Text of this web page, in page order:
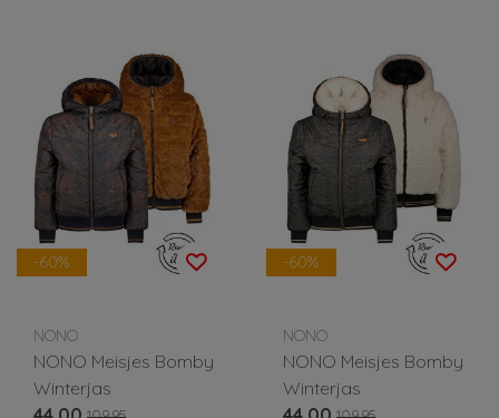
-60%
NONO
NONO Meisjes Bomby
Winterjas
-60%
NONO
NONO Meisjes Bomby
Winterjas